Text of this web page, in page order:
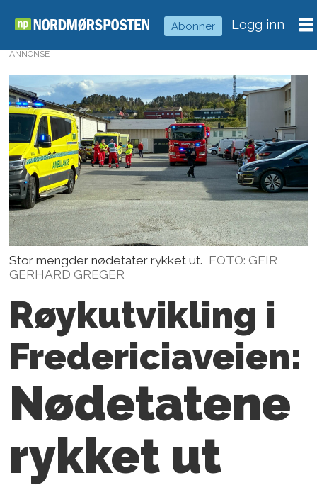
Abonner Logg inn
ANNONSE
Stor mengder nødetater rykket ut. FOTO: GEIR
GERHARD GREGER
Røykutvikling i
Fredericiaveien:
Nødetatene
rykket ut